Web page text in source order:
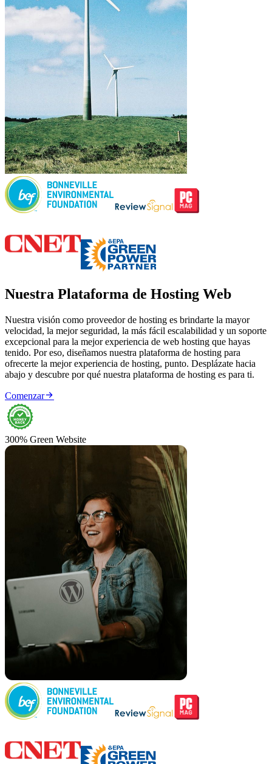
Nuestra Plataforma de Hosting Web
Nuestra visión como proveedor de hosting es brindarte la mayor
velocidad, la mejor seguridad, la más fácil escalabilidad y un soporte
excepcional para la mejor experiencia de web hosting que hayas
tenido. Por eso, diseñamos nuestra plataforma de hosting para
ofrecerte la mejor experiencia de hosting, punto. Desplázate hacia
abajo y descubre por qué nuestra plataforma de hosting es para ti.
Comenzar
300% Green Website